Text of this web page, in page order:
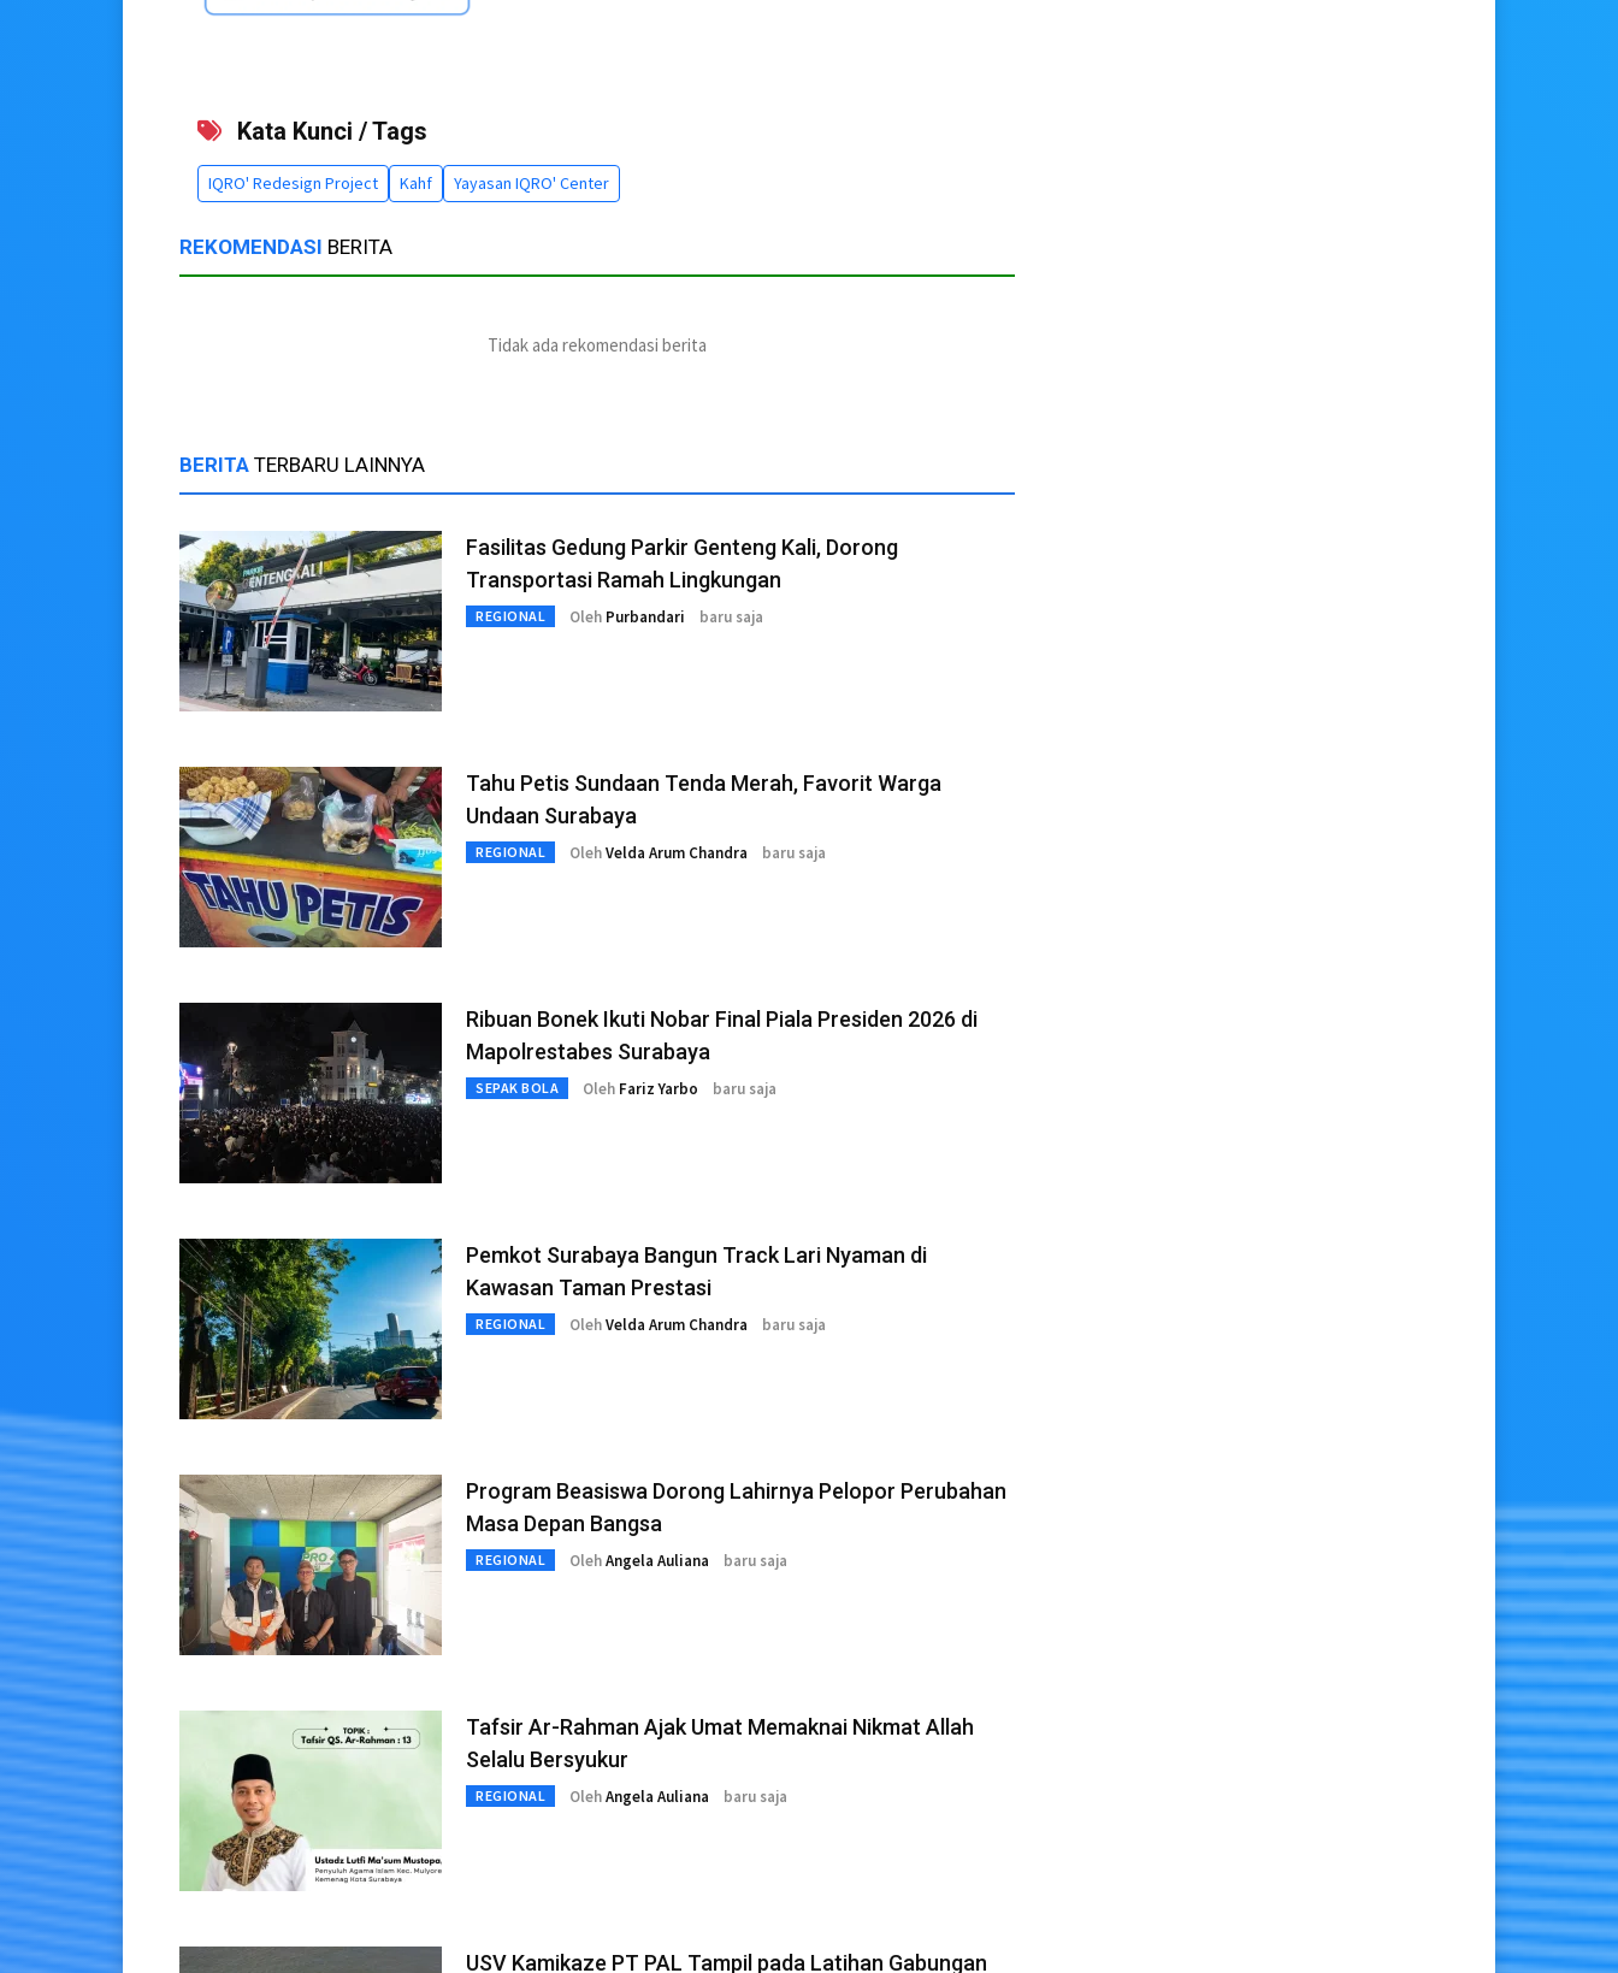
Kata Kunci / Tags
IQRO' Redesign Project Kahf Yayasan IQRO' Center
REKOMENDASI BERITA
Tidak ada rekomendasi berita
BERITA TERBARU LAINNYA
Fasilitas Gedung Parkir Genteng Kali, Dorong
Transportasi Ramah Lingkungan
REGIONAL Oleh Purbandari baru saja
Tahu Petis Sundaan Tenda Merah, Favorit Warga
Undaan Surabaya
REGIONAL OlehVelda Arum Chandra baru saja
Ribuan Bonek Ikuti Nobar Final Piala Presiden 2026 di
Mapolrestabes Surabaya
SEPAK BOLA Oleh Fariz Yarbo baru saja
Pemkot Surabaya Bangun Track Lari Nyaman di
Kawasan Taman Prestasi
REGIONAL OlehVelda Arum Chandra baru saja
Program Beasiswa Dorong Lahirnya Pelopor Perubahan
Masa Depan Bangsa
REGIONAL OlehAngela Auliana baru saja
Tafsir Ar-Rahman Ajak Umat Memaknai Nikmat Allah
Selalu Bersyukur
REGIONAL OlehAngela Auliana baru saja
USV Kamikaze PT PAL Tampil pada Latihan Gabungan